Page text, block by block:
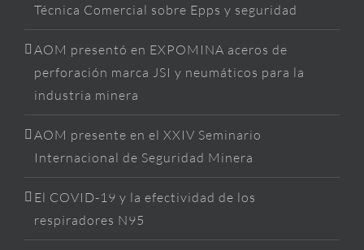
Técnica Comercial sobre Epps y seguridad
AOM presentó en EXPOMINA aceros de
perforación marca JSI y neumáticos para la
industria minera
AOM presente en el XXIV Seminario
Internacional de Seguridad Minera
El COVID-19 y la efectividad de los
respiradores N95